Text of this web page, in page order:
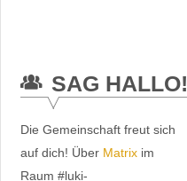
SAG HALLO!
Die Gemeinschaft freut sich
auf dich! Über Matrixim
Raum #luki-